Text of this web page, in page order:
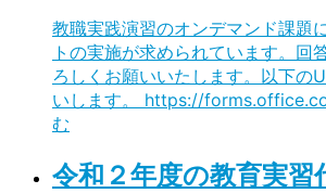
教職実践演習のオンデマンド課題
トの実施が求められています。回
ろしくお願いいたします。以下の
いします。 https://
む
令和２年度の教育実習